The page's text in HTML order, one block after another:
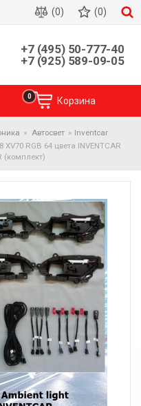
(0) (0)
+7 (495) 50-777-40
+7 (925) 589-09-05
Корзина
0
Автосвет
Inventcar
RGB 64 цвета INVENTCAR
(комплект)